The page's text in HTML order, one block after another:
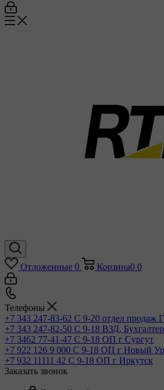
Отложенные 0 Корзина0 0
Телефоны
+7 343 247-83-62 С 9-20 отдел продаж
+7 343 247-82-50 С 9-18 ВЗД,
+7 3462 77-41-47 С 9-18 ОП г Сургут
+7 922 126 9 000 С 9-18 ОП г Новый
+7 932 11111 42 С 9-18 ОП г Иркутск
Заказать звонок